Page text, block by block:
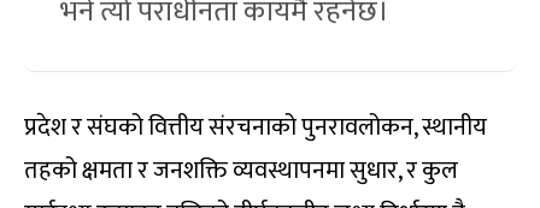
भने त्यो पराधीनता कायमै रहनेछ।
प्रदेश र संघको वित्तीय संरचनाको पुनरावलोकन, स्थानीय
तहको क्षमता र जनशक्ति व्यवस्थापनमा सुधार, र कुल